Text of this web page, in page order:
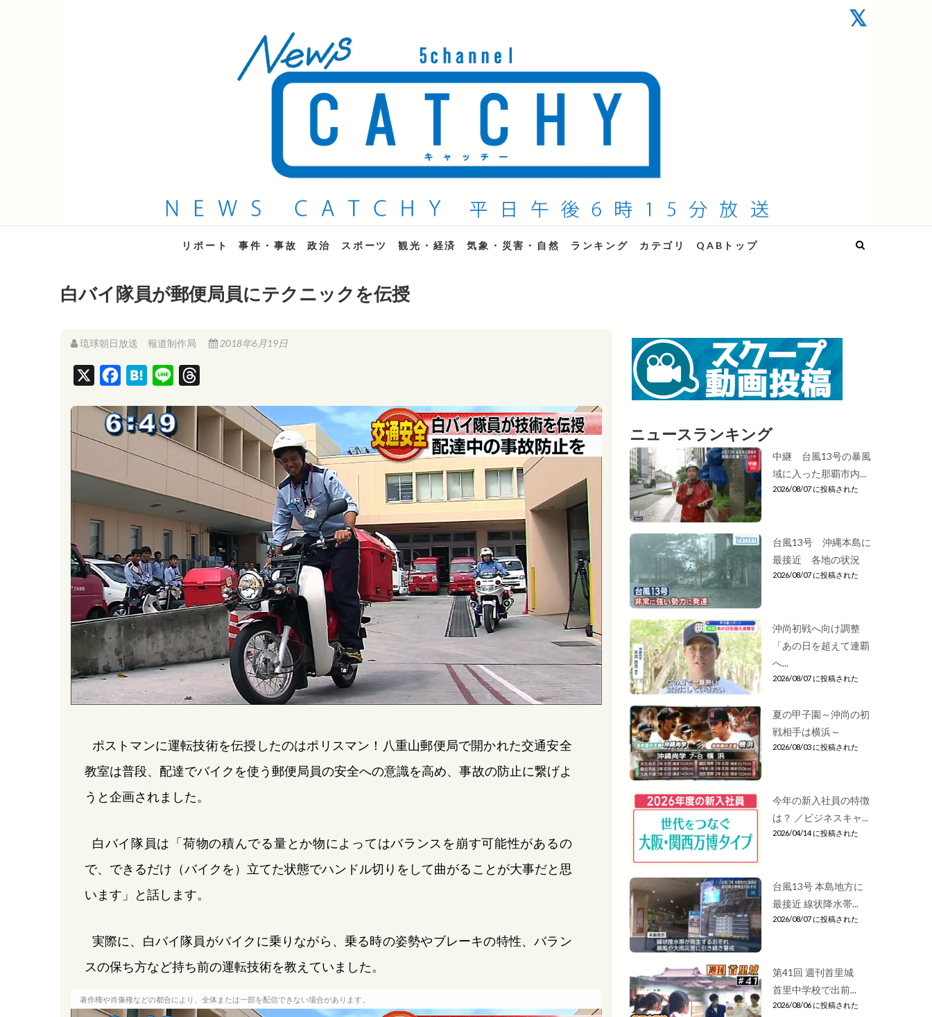
QAB NEWS Headline
キャッチー 月曜〜金曜 午後6時15分放送
リポート 事件・事故 政治 スポーツ 観光・経済 気象・災害・自然 ランキング カテゴリ QABトップ
白バイ隊員が郵便局員にテクニックを伝授
琉球朝日放送 報道制作局 2018年6月19日
c
e
o
H
t
e
n
n
e
a
d
s
ポストマンに運転技術を伝授したのはポリスマン！八重山郵便局で開かれた交通安全
教室は普段、配達でバイクを使う郵便局員の安全への意識を高め、事故の防止に繋げよ
うと企画されました。
白バイ隊員は「荷物の積んでる量とか物によってはバランスを崩す可能性があるの
で、できるだけ（バイクを）立てた状態でハンドル切りをして曲がることが大事だと思
います」と話します。
実際に、白バイ隊員がバイクに乗りながら、乗る時の姿勢やブレーキの特性、バラン
スの保ち方など持ち前の運転技術を教えていました。
著作権や肖像権などの都合により、全体または一部を配信できない場合があります。
ニュースランキング
中継 台風13号の暴風
域に入った那覇市内...
2026/08/07 に投稿された
台風13号 沖縄本島に
最接近 各地の状況
2026/08/07 に投稿された
沖尚初戦へ向け調整
「あの日を超えて連覇
へ...
2026/08/07 に投稿された
夏の甲子園～沖尚の初
戦相手は横浜～
2026/08/03 に投稿された
今年の新入社員の特徴
は？ ／ビジネスキャ...
2026/04/14 に投稿された
台風13号 本島地方に
最接近 線状降水帯...
2026/08/07 に投稿された
第41回 週刊首里城
首里中学校で出前...
2026/08/06 に投稿された